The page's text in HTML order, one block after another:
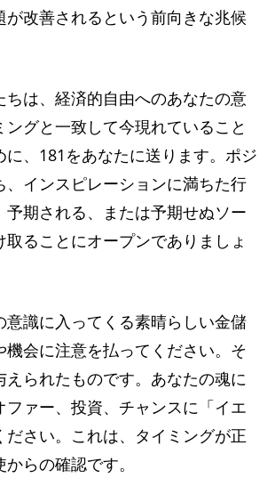
が改善されるという前向きな兆候
ちは、経済的自由へのあなたの意
ングと一致して今現れていること
に、181をあなたに送ります。ポジ
、インスピレーションに満ちた行
予期される、または予期せぬソー
取ることにオープンでありましょ
意識に入ってくる素晴らしい金儲
機会に注意を払ってください。そ
えられたものです。あなたの魂に
ファー、投資、チャンスに「イエ
ださい。これは、タイミングが正
らの確認です。